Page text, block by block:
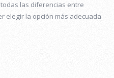
las diferencias entre
elegir la opción más adecuada